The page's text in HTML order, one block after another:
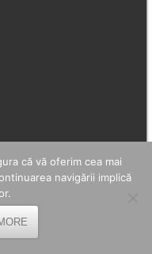
că vă oferim cea mai
navigării implică